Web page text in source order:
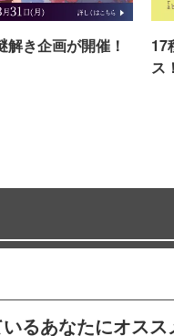
き企画が開催！
17
ス！
るあなたにオスス